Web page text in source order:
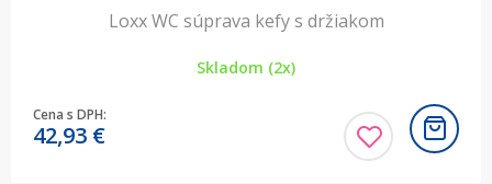
Loxx WC súprava kefy s držiakom
Skladom (2x)
Cena s DPH:
42,93 €